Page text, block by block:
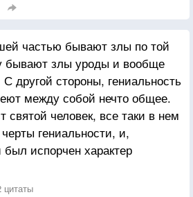
строк,
фрагмент молитвы.
что пустота,
нас не ждёт.
плачут,
частью бывают злы по той
бывают злы уроды и вообще
другой стороны, гениальность
между собой нечто общее.
святой человек, все таки в нем
гениальности, и,
испорчен характер
все таки он отличается
близким к святости.
цитаты